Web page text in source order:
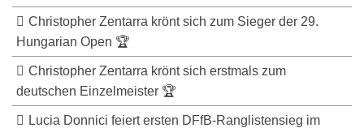
Christopher Zentarra krönt sich zum Sieger der 29.
Hungarian Open 🏆
Christopher Zentarra krönt sich erstmals zum
deutschen Einzelmeister 🏆
Lucia Donnici feiert ersten DFfB-Ranglistensieg im